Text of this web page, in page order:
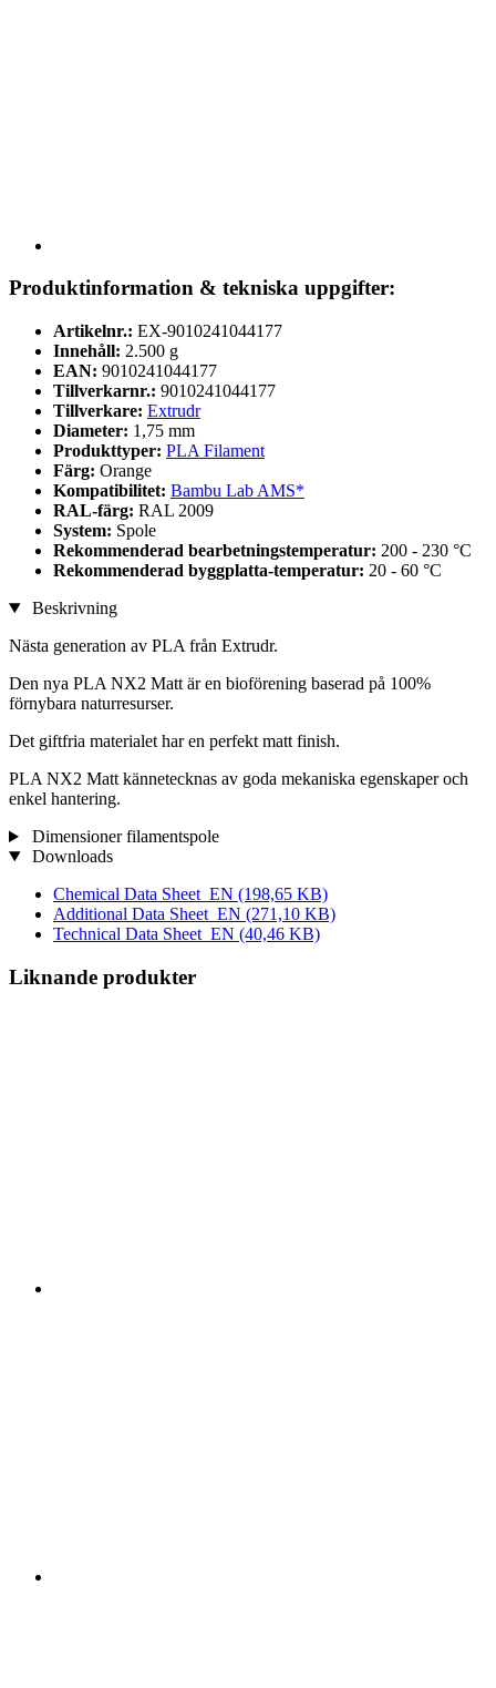
Produktinformation & tekniska uppgifter:
Artikelnr.: EX-9010241044177
Innehåll: 2.500 g
EAN: 9010241044177
Tillverkarnr.: 9010241044177
Tillverkare: Extrudr
Diameter: 1,75 mm
Produkttyper: PLA Filament
Färg: Orange
Kompatibilitet: Bambu Lab AMS*
RAL-färg: RAL 2009
System: Spole
Rekommenderad bearbetningstemperatur: 200 - 230 °C
Rekommenderad byggplatta-temperatur: 20 - 60 °C
Beskrivning
Nästa generation av PLA från Extrudr.
Den nya PLA NX2 Matt är en bioförening baserad på 100%
förnybara naturresurser.
Det giftfria materialet har en perfekt matt finish.
PLA NX2 Matt kännetecknas av goda mekaniska egenskaper och
enkel hantering.
Dimensioner filamentspole
Downloads
Chemical Data Sheet_EN (198,65 KB)
Additional Data Sheet_EN (271,10 KB)
Technical Data Sheet_EN (40,46 KB)
Liknande produkter